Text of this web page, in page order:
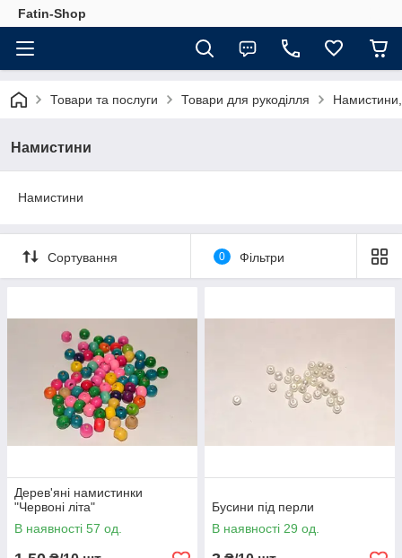
Fatin-Shop
Товари та послуги Товари для рукоділля
Намистини
Намистини
Сортування 0 Фільтри
Дерев'яні намистинки
"Червоні літа"
В наявності 57 од.
Бусини під перли
В наявності 29 од.